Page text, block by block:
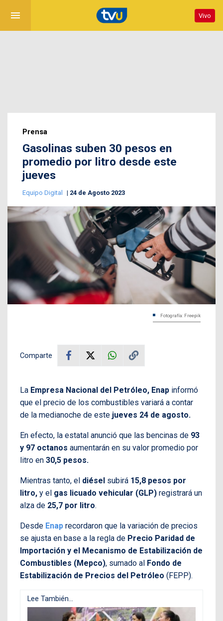
menu Vivo
Prensa
Gasolinas suben 30 pesos en
promedio por litro desde este
jueves
Equipo Digital 24 de Agosto 2023
Fotografía: Freepik
Comparte
La Empresa Nacional del Petróleo, Enap informó
que el precio de los combustibles variará a contar
de la medianoche de este jueves 24 de agosto.
En efecto, la estatal anunció que las bencinas de 93
y 97 octanos aumentarán en su valor promedio por
litro en 30,5 pesos.
Mientras tanto, el diésel subirá 15,8 pesos por
litro, y el gas licuado vehicular (GLP) registrará un
alza de 25,7 por litro.
Desde Enap recordaron que la variación de precios
se ajusta en base a la regla de Precio Paridad de
Importación y el Mecanismo de Estabilización de
Combustibles (Mepco), sumado al Fondo de
Estabilización de Precios del Petróleo (FEPP).
Lee También...